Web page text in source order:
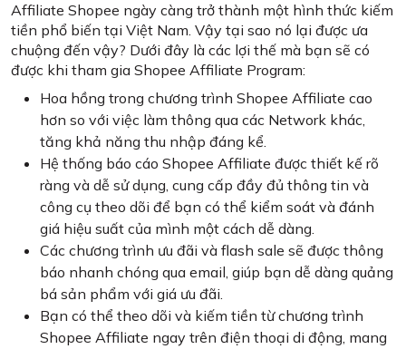
Affiliate Shopee ngày càng trở thành một hình thức kiếm
tiền phổ biến tại Việt Nam. Vậy tại sao nó lại được ưa
chuộng đến vậy? Dưới đây là các lợi thế mà bạn sẽ có
được khi tham gia Shopee Affiliate Program:
Hoa hồng trong chương trình Shopee Affiliate cao
hơn so với việc làm thông qua các Network khác,
tăng khả năng thu nhập đáng kể.
Hệ thống báo cáo Shopee Affiliate được thiết kế rõ
ràng và dễ sử dụng, cung cấp đầy đủ thông tin và
công cụ theo dõi để bạn có thể kiểm soát và đánh
giá hiệu suất của mình một cách dễ dàng.
Các chương trình ưu đãi và flash sale sẽ được thông
báo nhanh chóng qua email, giúp bạn dễ dàng quảng
bá sản phẩm với giá ưu đãi.
Bạn có thể theo dõi và kiếm tiền từ chương trình
Shopee Affiliate ngay trên điện thoại di động, mang